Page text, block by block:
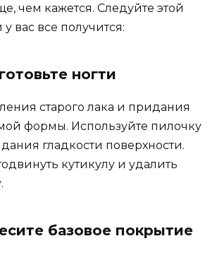
чем кажется. Следуйте этой
вас все получится:
ногти
старого лака и придания
формы. Используйте пилочку
гладкости поверхности.
кутикулу и удалить
базовое покрытие